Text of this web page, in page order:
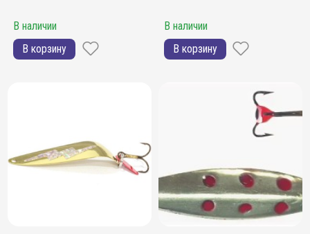
В наличии
В корзину
В наличии
В корзину